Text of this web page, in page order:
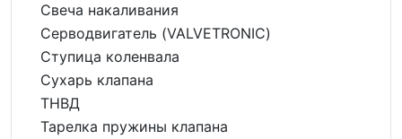
Свеча накаливания
Серводвигатель (VALVETRONIC)
Ступица коленвала
Сухарь клапана
ТНВД
Тарелка пружины клапана